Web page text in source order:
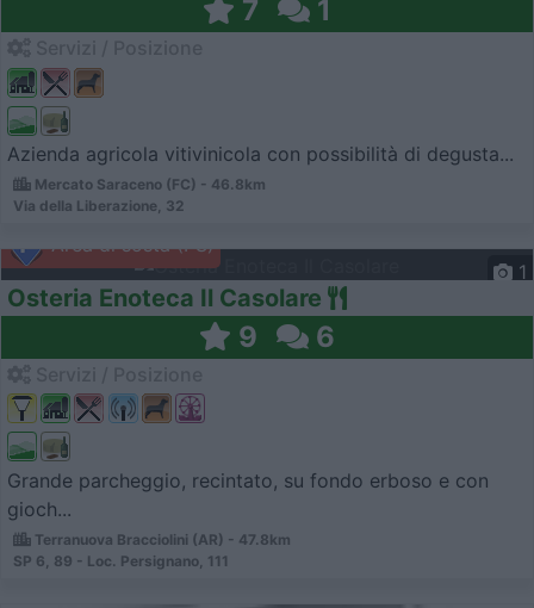
7 1
Azienda agricola vitivinicola con possibilità di degusta...
Mercato Saraceno (FC) - 46.8km
Via della Liberazione, 32
Area di sosta (PS)
1
Osteria Enoteca Il Casolare
9 6
Grande parcheggio, recintato, su fondo erboso e con
gioch...
Terranuova Bracciolini (AR) - 47.8km
SP 6, 89 - Loc. Persignano, 111